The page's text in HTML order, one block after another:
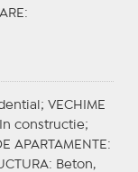
:
VECHIME
constructie;
APARTAMENTE :
: Beton,